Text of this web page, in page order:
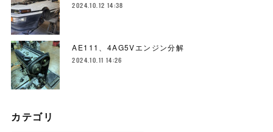
2024.10.12 14:38
AE111、4AG5Vエンジン分解
2024.10.11 14:26
カテゴリ